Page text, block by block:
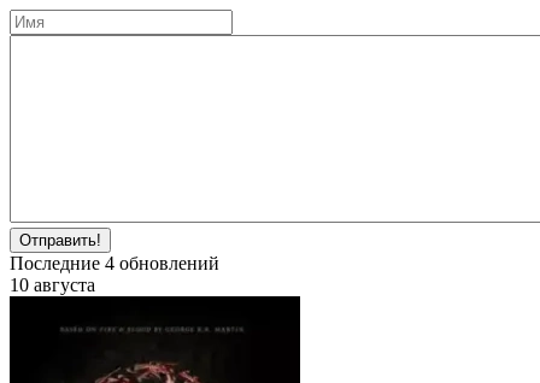
Отправить!
Последние 4 обновлений
10 августа